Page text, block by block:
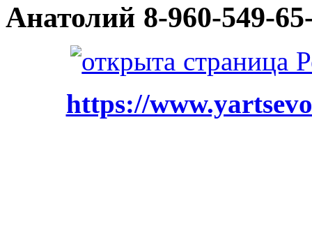
Анатолий 8-960-549-
https://